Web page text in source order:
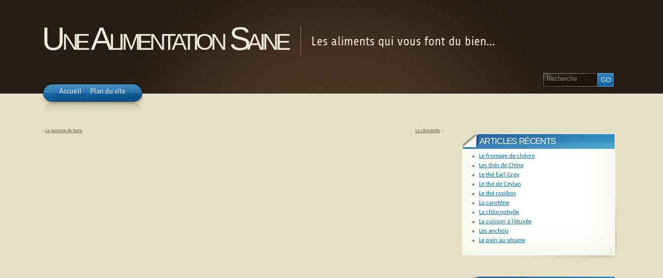
Une Alimentation Saine Les aliments qui vous font du bien…
Accueil Plan du site
« La pomme de terre La ciboulette »
ARTICLES RÉCENTS
Le fromage de chèvre
Les thés de Chine
Le thé Earl Grey
Le thé de Ceylan
Le thé rooibos
La carotène
La chlorophylle
La cuisson à l’étuvée
Les anchois
Le pain au sésame